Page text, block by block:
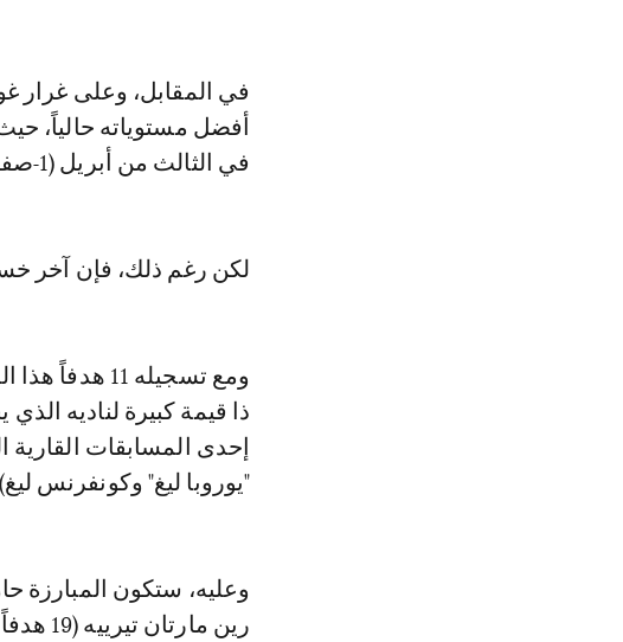
في المقابل، وعلى غرار
أفضل مستوياته حالياً،
في الثالث من أبريل (1-صفر).
لكن رغم ذلك، فإن آخر خسارة
ذا قيمة كبيرة لناديه
إحدى المسابقات القارية
"يوروبا ليغ" وكونفرنس
وعليه، ستكون المبارزة
رين مارتان تيرييه (19 هدفاً مشاركة مع مهاجم مونكو وسام بن يدر).